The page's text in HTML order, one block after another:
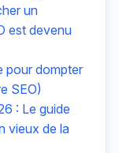
un
est devenu
pour dompter
SEO)
: Le guide
vieux de la